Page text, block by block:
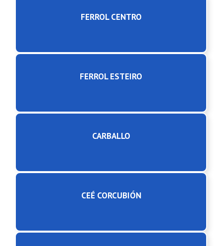
FERROL CENTRO
FERROL ESTEIRO
CARBALLO
CEÉ CORCUBIÓN